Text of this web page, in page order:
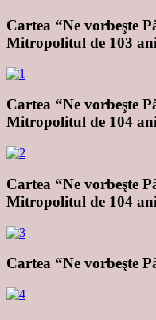
Cartea “Ne vorbeşte
Mitropolitul de 103
Cartea “Ne vorbeşte
Mitropolitul de 104
Cartea “Ne vorbeşte
Mitropolitul de 104
Cartea “Ne vorbeşte